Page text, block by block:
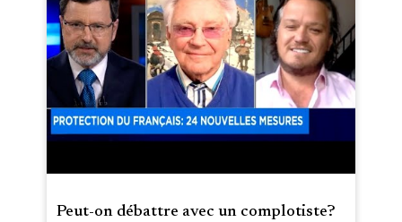
Peut-on débattre avec un complotiste?